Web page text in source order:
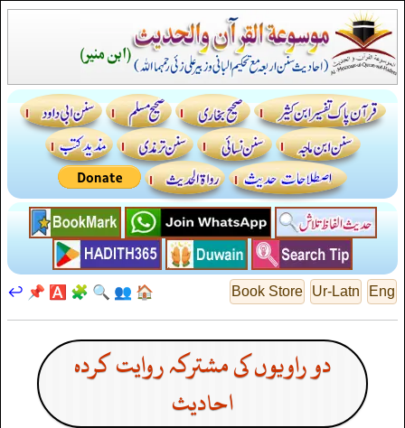
Eng
Ur-Latn
Book Store
🏠
👥
🔍
🧩
🅰️
📌
↩️
دو راویوں کی مشترکہ روایت کردہ
احادیث